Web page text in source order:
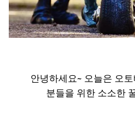
안녕하세요~ 오늘은 오
분들을 위한 소소한